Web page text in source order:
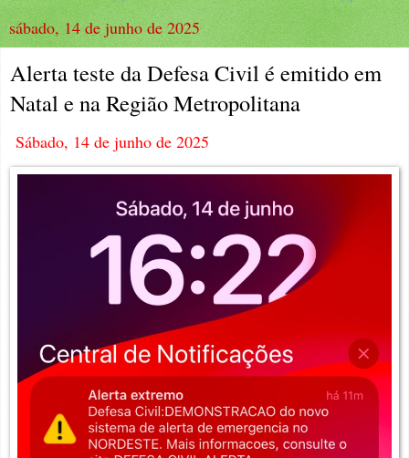
sábado, 14 de junho de 2025
Alerta teste da Defesa Civil é emitido em
Natal e na Região Metropolitana
Sábado, 14 de junho de 2025